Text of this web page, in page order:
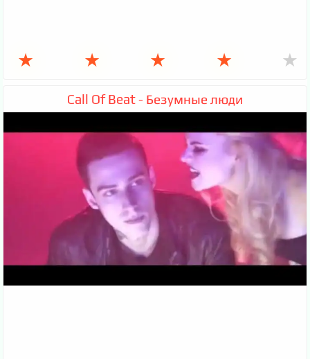
★ ★ ★ ★ ★
Call Of Beat - Безумные люди